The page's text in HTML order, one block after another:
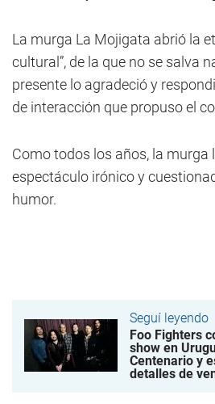
La murga La Mojigata abrió la
cultural”, de la que no se salva
presente lo agradeció y
de interacción que propuso el
Como todos los años, la murga
espectáculo irónico y
humor.
Seguí leyendo
Foo Fighters
show en
Centenario y
detalles de